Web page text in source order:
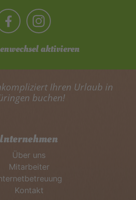
aktivieren
Ihren Urlaub in
buchen!
Über uns
Mitarbeiter
Kontakt